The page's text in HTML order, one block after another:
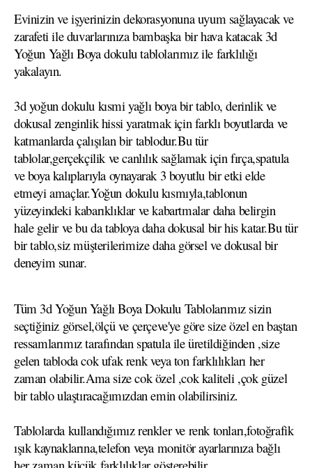
Evinizin ve işyerinizin dekorasyonuna uyum sağlayacak ve
zarafeti ile duvarlarınıza bambaşka bir hava katacak 3d
Yoğun Yağlı Boya dokulu tablolarımız ile farklılığı
yakalayın.
3d yoğun dokulu kısmi yağlı boya bir tablo, derinlik ve
dokusal zenginlik hissi yaratmak için farklı boyutlarda ve
katmanlarda çalışılan bir tablodur.Bu tür
tablolar,gerçekçilik ve canlılık sağlamak için fırça,spatula
ve boya kalıplarıyla oynayarak 3 boyutlu bir etki elde
etmeyi amaçlar.Yoğun dokulu kısmıyla,tablonun
yüzeyindeki kabarıklıklar ve kabartmalar daha belirgin
hale gelir ve bu da tabloya daha dokusal bir his katar.Bu tür
bir tablo,siz müşterilerimize daha görsel ve dokusal bir
deneyim sunar.
Tüm 3d Yoğun Yağlı Boya Dokulu Tablolarımız sizin
seçtiğiniz görsel,ölçü ve çerçeve'ye göre size özel en baştan
ressamlarımız tarafından spatula ile üretildiğinden ,size
gelen tabloda cok ufak renk veya ton farklılıkları her
zaman olabilir.Ama size cok özel ,cok kaliteli ,çok güzel
bir tablo ulaştıracağımızdan emin olabilirsiniz.
Tablolarda kullandığımız renkler ve renk tonları,fotoğrafik
ışık kaynaklarına,telefon veya monitör ayarlarınıza bağlı